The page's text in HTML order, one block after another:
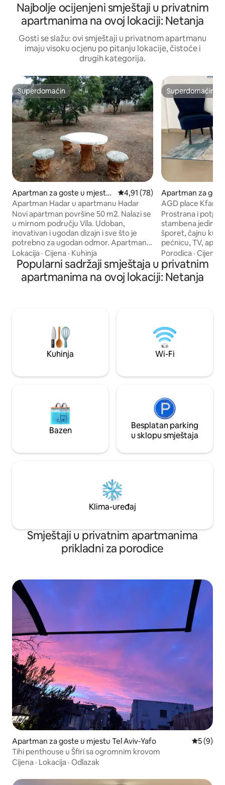
Najbolje ocijenjeni smještaji u privatnim
apartmanima na ovoj lokaciji: Netanja
Gosti se slažu: ovi smještaji u privatnom apartmanu
imaju visoku ocjenu po pitanju lokacije, čistoće i
drugih kategorija.
Superdomaćin
Superdomaćin
Apartman za goste u mjestu
Hod Hasharon
Prosječna ocjena: 4,91 od 5,
4,91 (78)
Apartman Hadar u apartmanu Hadar
Novi apartman površine 50 m2. Nalazi se
u mirnom području Vila. Udoban,
inovativan i ugodan dizajn i sve što je
potrebno za ugodan odmor. Apartman
je osvijetljen u svim sobama i pruža
ugodnu atmosferu. Potpuno opremljena
kuhinja nudi, između ostalog, aparat za
kafu, piće i lagane grickalice. U spavaćoj
je veliko dvorište s voćkama i prostorom
za sjedenje. U blizini kuće ćete pronaći
dječja igrališta, prodavnicu
prehrambenih proizvoda, kafić i park. Na
stanica. Mogućnost besplatnog punjenja
Lokacija · Cijena · Kuhinja
Superdomaćin
Superdomaćin
Apartman za
Kefar Sava
AGD place Kfar
Prostrana i
stambena
šporet, čajnu
pećnicu, TV,
Wi-Fi, klima-
godine na
građevinski
(očekuje se buka
stepenice.
djece ako je
je besplatan
Porodica ·Cijena
Popularni sadržaji smještaja u privatnim
apartmanima na ovoj lokaciji: Netanja
Kuhinja Wi-Fi
Bazen
Besplatan parking
u sklopu smještaja
Klima-uređaj
Smještaji u privatnim apartmanima
prikladni za porodice
Apartman za goste u mjestu Tel Aviv-Yafo
5 (9)
Tihi penthouse u Šfiri sa ogromnim krovom
Cijena · Lokacija · Odlazak